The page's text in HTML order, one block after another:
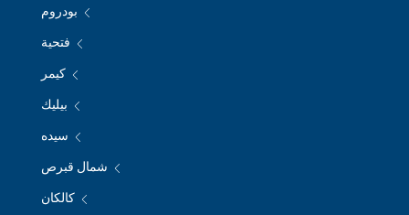
بودروم
فتحية
كيمر
بيليك
سيده
شمال قبرص
كالكان